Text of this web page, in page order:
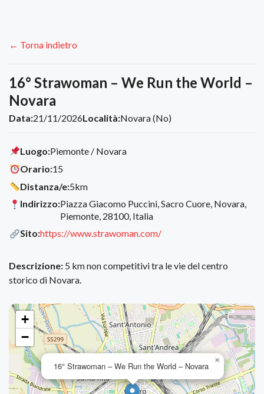
← Torna indietro
16° Strawoman – We Run the World –
Novara
Data:21/11/2026Località:Novara (No)
Luogo:Piemonte / Novara
Orario:15
Distanza/e:5km
Indirizzo:Piazza Giacomo Puccini, Sacro Cuore, Novara,
Piemonte, 28100, Italia
Sito:https://www.strawoman.com/
Descrizione: 5 km non competitivi tra le vie del centro
storico di Novara.
16° Strawoman – We Run the World – Novara
×
+
−